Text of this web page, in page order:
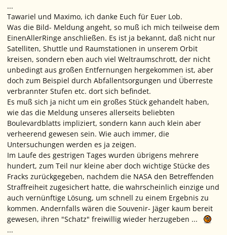
...
Tawariel und Maximo, ich danke Euch für Euer Lob.
Was die Bild- Meldung angeht, so muß ich mich teilweise dem
EinenAllerRinge anschließen. Es ist ja bekannt, daß nicht nur
Satelliten, Shuttle und Raumstationen in unserem Orbit
kreisen, sondern eben auch viel Weltraumschrott, der nicht
unbedingt aus großen Entfernungen hergekommen ist, aber
doch zum Beispiel durch Abfallentsorgungen und Überreste
verbrannter Stufen etc. dort sich befindet.
Es muß sich ja nicht um ein großes Stück gehandelt haben,
wie das die Meldung unseres allerseits beliebten
Boulevardblatts impliziert, sondern kann auch klein aber
verheerend gewesen sein. Wie auch immer, die
Untersuchungen werden es ja zeigen.
Im Laufe des gestrigen Tages wurden übrigens mehrere
hundert, zum Teil nur kleine aber doch wichtige Stücke des
Fracks zurückgegeben, nachdem die NASA den Betreffenden
Straffreiheit zugesichert hatte, die wahrscheinlich einzige und
auch vernünftige Lösung, um schnell zu einem Ergebnis zu
kommen. Andernfalls wären die Souvenir- Jäger kaum bereit
gewesen, ihren "Schatz" freiwillig wieder herzugeben ...
...